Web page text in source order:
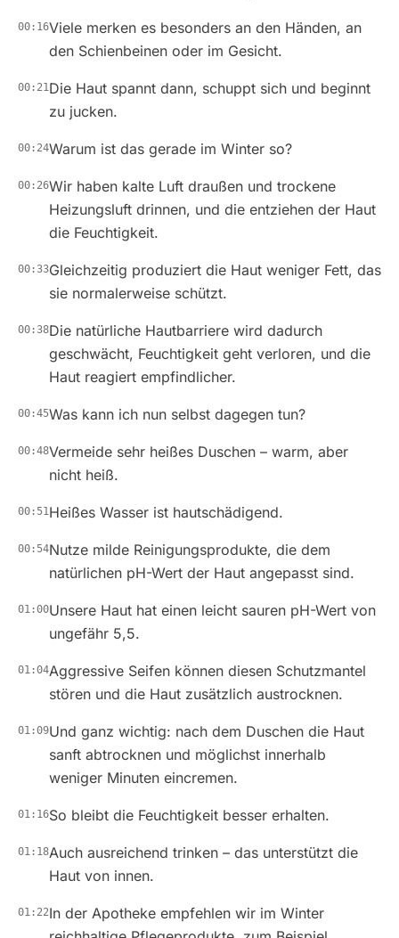
00:16Viele merken es besonders an den Händen, an
den Schienbeinen oder im Gesicht.
00:21Die Haut spannt dann, schuppt sich und beginnt
zu jucken.
00:24Warum ist das gerade im Winter so?
00:26Wir haben kalte Luft draußen und trockene
Heizungsluft drinnen, und die entziehen der Haut
die Feuchtigkeit.
00:33Gleichzeitig produziert die Haut weniger Fett, das
sie normalerweise schützt.
00:38Die natürliche Hautbarriere wird dadurch
geschwächt, Feuchtigkeit geht verloren, und die
Haut reagiert empfindlicher.
00:45Was kann ich nun selbst dagegen tun?
00:48Vermeide sehr heißes Duschen – warm, aber
nicht heiß.
00:51Heißes Wasser ist hautschädigend.
00:54Nutze milde Reinigungsprodukte, die dem
natürlichen pH-Wert der Haut angepasst sind.
01:00Unsere Haut hat einen leicht sauren pH-Wert von
ungefähr 5,5.
01:04Aggressive Seifen können diesen Schutzmantel
stören und die Haut zusätzlich austrocknen.
01:09Und ganz wichtig: nach dem Duschen die Haut
sanft abtrocknen und möglichst innerhalb
weniger Minuten eincremen.
01:16So bleibt die Feuchtigkeit besser erhalten.
01:18Auch ausreichend trinken – das unterstützt die
Haut von innen.
01:22In der Apotheke empfehlen wir im Winter